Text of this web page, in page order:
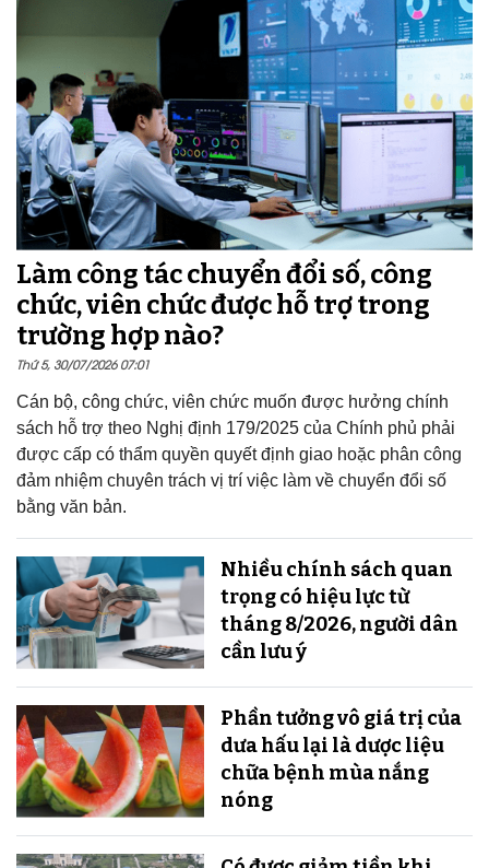
Làm công tác chuyển đổi số, công
chức, viên chức được hỗ trợ trong
trường hợp nào?
Thứ 5, 30/07/2026 07:01
Cán bộ, công chức, viên chức muốn được hưởng chính
sách hỗ trợ theo Nghị định 179/2025 của Chính phủ phải
được cấp có thẩm quyền quyết định giao hoặc phân công
đảm nhiệm chuyên trách vị trí việc làm về chuyển đổi số
bằng văn bản.
Nhiều chính sách quan
trọng có hiệu lực từ
tháng 8/2026, người dân
cần lưu ý
Phần tưởng vô giá trị của
dưa hấu lại là dược liệu
chữa bệnh mùa nắng
nóng